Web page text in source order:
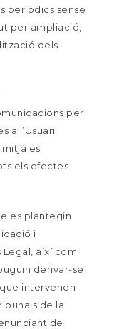
periòdics sense
per ampliació,
dels
per
a l’Usuari
es
els efectes.
es plantegin
i
Legal, així com
derivar-se
intervenen
de la
de